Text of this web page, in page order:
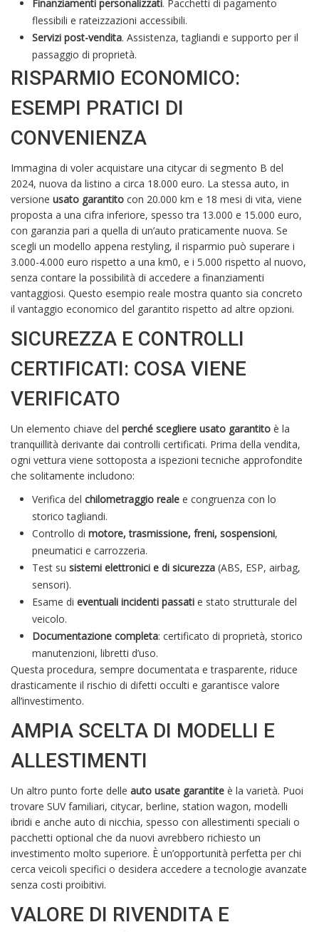
Finanziamenti personalizzati. Pacchetti di pagamento
flessibili e rateizzazioni accessibili.
Servizi post-vendita. Assistenza, tagliandi e supporto per il
passaggio di proprietà.
RISPARMIO ECONOMICO:
ESEMPI PRATICI DI
CONVENIENZA
Immagina di voler acquistare una citycar di segmento B del
2024, nuova da listino a circa 18.000 euro. La stessa auto, in
versione usato garantito con 20.000 km e 18 mesi di vita, viene
proposta a una cifra inferiore, spesso tra 13.000 e 15.000 euro,
con garanzia pari a quella di un’auto praticamente nuova. Se
scegli un modello appena restyling, il risparmio può superare i
3.000-4.000 euro rispetto a una km0, e i 5.000 rispetto al nuovo,
senza contare la possibilità di accedere a finanziamenti
vantaggiosi. Questo esempio reale mostra quanto sia concreto
il vantaggio economico del garantito rispetto ad altre opzioni.
SICUREZZA E CONTROLLI
CERTIFICATI: COSA VIENE
VERIFICATO
Un elemento chiave del perché scegliere usato garantito è la
tranquillità derivante dai controlli certificati. Prima della vendita,
ogni vettura viene sottoposta a ispezioni tecniche approfondite
che solitamente includono:
Verifica del chilometraggio reale e congruenza con lo
storico tagliandi.
Controllo di motore, trasmissione, freni, sospensioni,
pneumatici e carrozzeria.
Test su sistemi elettronici e di sicurezza (ABS, ESP, airbag,
sensori).
Esame di eventuali incidenti passati e stato strutturale del
veicolo.
Documentazione completa: certificato di proprietà, storico
manutenzioni, libretti d’uso.
Questa procedura, sempre documentata e trasparente, riduce
drasticamente il rischio di difetti occulti e garantisce valore
all’investimento.
AMPIA SCELTA DI MODELLI E
ALLESTIMENTI
Un altro punto forte delle auto usate garantite è la varietà. Puoi
trovare SUV familiari, citycar, berline, station wagon, modelli
ibridi e anche auto di nicchia, spesso con allestimenti speciali o
pacchetti optional che da nuovi avrebbero richiesto un
investimento molto superiore. È un’opportunità perfetta per chi
cerca veicoli specifici o desidera accedere a tecnologie avanzate
senza costi proibitivi.
VALORE DI RIVENDITA E